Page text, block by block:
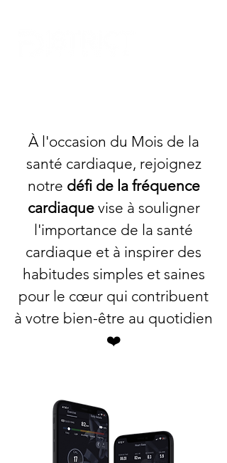
À l'occasion du Mois de la
santé cardiaque, rejoignez
notre défi de la fréquence
cardiaquevise à souligner
l'importance de la santé
cardiaque et à inspirer des
habitudes simples et saines
pour le cœur qui contribuent
à votre bien-être au quotidien
❤️